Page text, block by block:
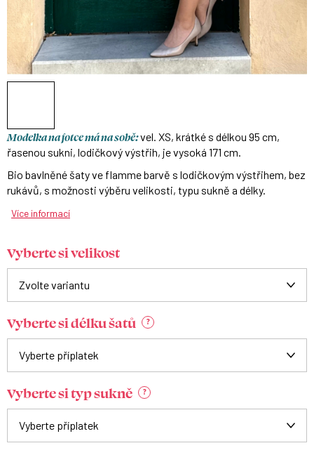
Modelka na fotce má na sobě:vel. XS, krátké s délkou 95 cm,
řasenou sukni, lodičkový výstřih, je vysoká 171 cm.
Bio bavlněné šaty ve flamme barvě s lodičkovým výstřihem, bez
rukávů, s možnosti výběru velikosti, typu sukně a délky.
Více informací
Vyberte si velikost
Vyberte si délku šatů ?
Vyberte si typ sukně ?